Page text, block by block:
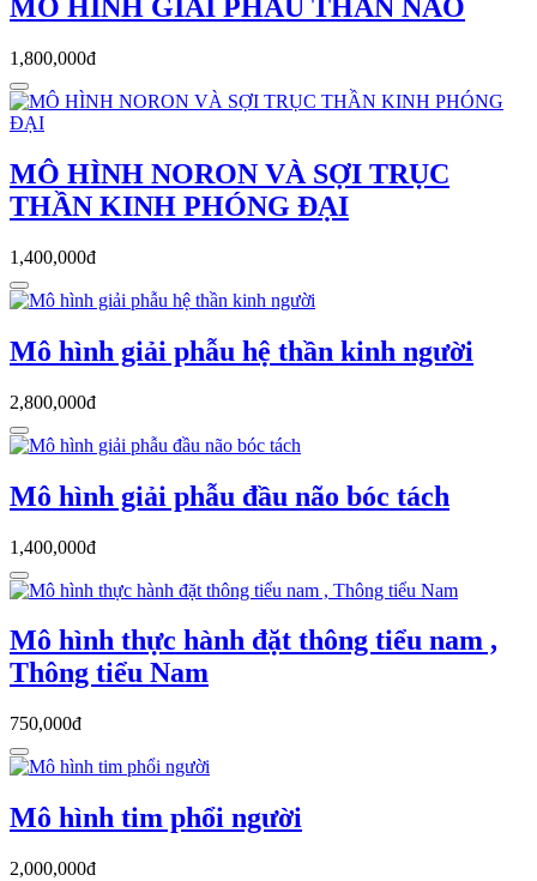
MÔ HÌNH GIẢI PHẪU THÂN NÃO
1,800,000đ
MÔ HÌNH NORON VÀ SỢI TRỤC
THẦN KINH PHÓNG ĐẠI
1,400,000đ
Mô hình giải phẫu hệ thần kinh người
2,800,000đ
Mô hình giải phẫu đầu não bóc tách
1,400,000đ
Mô hình thực hành đặt thông tiểu nam ,
Thông tiểu Nam
750,000đ
Mô hình tim phổi người
2,000,000đ